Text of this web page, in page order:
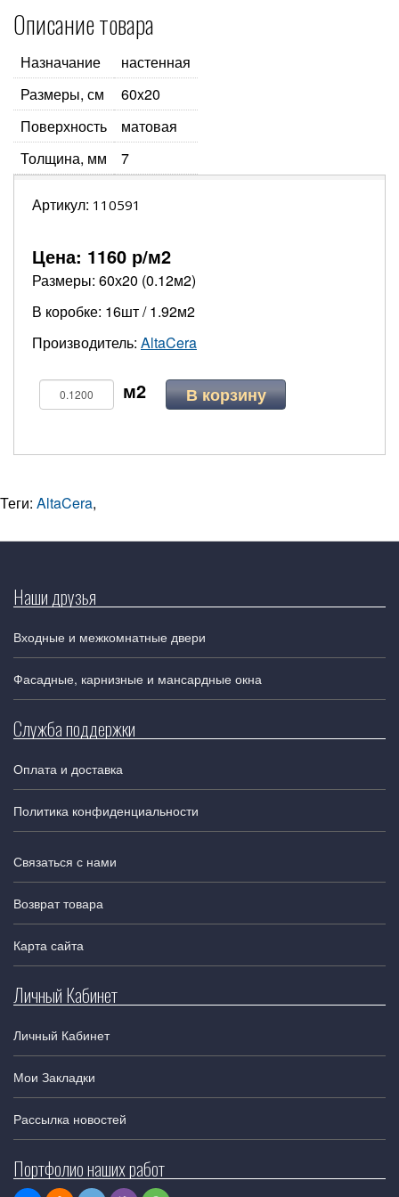
Описание товара
Назначание
настенная
Размеры, см
60x20
Поверхность
матовая
Толщина, мм
7
Артикул: 110591
Цена: 1160 р/м2
Размеры: 60х20 (0.12м2)
В коробке: 16шт / 1.92м2
Производитель: AltaCera
В корзину
Теги: AltaCera,
Наши друзья
Входные и межкомнатные двери
Фасадные, карнизные и мансардные окна
Служба поддержки
Оплата и доставка
Политика конфиденциальности
Связаться с нами
Возврат товара
Карта сайта
Личный Кабинет
Личный Кабинет
Мои Закладки
Рассылка новостей
Портфолио наших работ